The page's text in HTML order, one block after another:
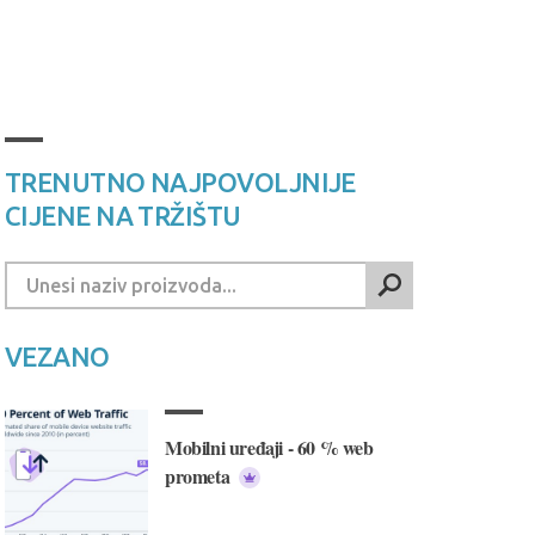
TRENUTNO NAJPOVOLJNIJE
CIJENE NA TRŽIŠTU
VEZANO
Mobilni uređaji - 60 % web
prometa